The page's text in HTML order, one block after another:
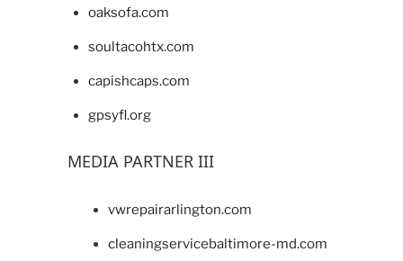
oaksofa.com
soultacohtx.com
capishcaps.com
gpsyfl.org
MEDIA PARTNER III
vwrepairarlington.com
cleaningservicebaltimore-md.com